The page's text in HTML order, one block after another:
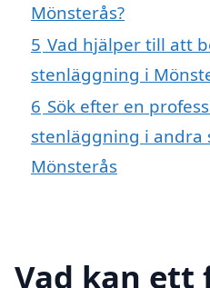
Mönsterås?
5 Vad hjälper till att
stenläggning i
6 Sök efter en
stenläggning i andra
Mönsterås
Vad kan ett